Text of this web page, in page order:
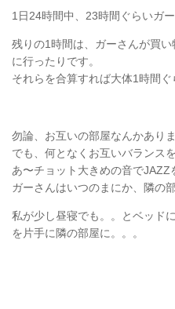
1日24時間中、23時間ぐらいガ
残りの1時間は、ガーさんが買
に行ったりです。
それらを合算すれば大体1時間ぐ
勿論、お互いの部屋なんかありま
でも、何となくお互いバランス
あ〜チョット大きめの音でJAZZ
ガーさんはいつのまにか、隣の
私が少し昼寝でも。。とベッド
を片手に隣の部屋に。。。